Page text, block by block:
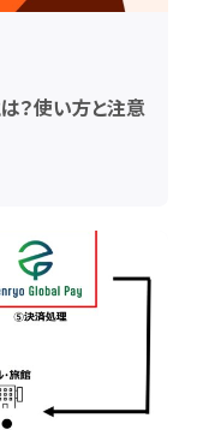
？使い方と注意